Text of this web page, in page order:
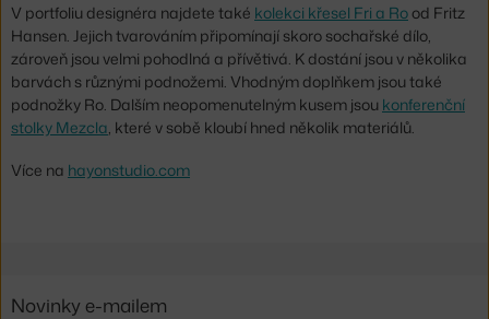
V portfoliu designéra najdete také kolekci křesel Fri a Ro od Fritz
Hansen. Jejich tvarováním připomínají skoro sochařské dílo,
zároveň jsou velmi pohodlná a přívětivá. K dostání jsou v několika
barvách s různými podnožemi. Vhodným doplňkem jsou také
podnožky Ro. Dalším neopomenutelným kusem jsou konferenční
stolky Mezcla , které v sobě kloubí hned několik materiálů.
Více na hayonstudio.com
Novinky e-mailem